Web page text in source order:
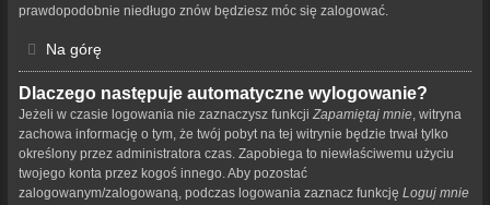
prawdopodobnie niedługo znów będziesz móc się zalogować.
Na górę
Dlaczego następuje automatyczne wylogowanie?
Jeżeli w czasie logowania nie zaznaczysz funkcji Zapamiętaj mnie , witryna
zachowa informację o tym, że twój pobyt na tej witrynie będzie trwał tylko
określony przez administratora czas. Zapobiega to niewłaściwemu użyciu
twojego konta przez kogoś innego. Aby pozostać
zalogowanym/zalogowaną, podczas logowania zaznacz funkcję Loguj mnie